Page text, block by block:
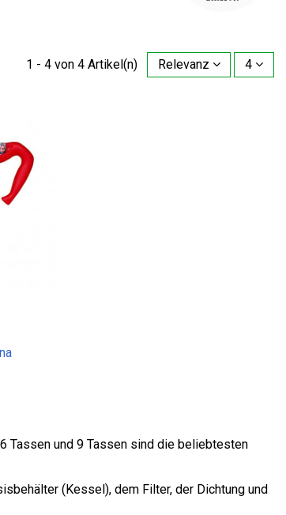
1 - 4 von 4 Artikel(n) Relevanz 4
Tassen und 9 Tassen sind die beliebtesten
(Kessel), dem Filter, der Dichtung und